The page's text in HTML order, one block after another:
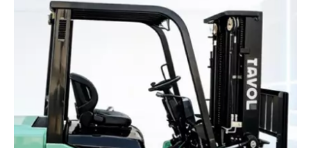
total de 1 mes significa que asumimos el riesgo para que
usted pueda crecer con tranquilidad.